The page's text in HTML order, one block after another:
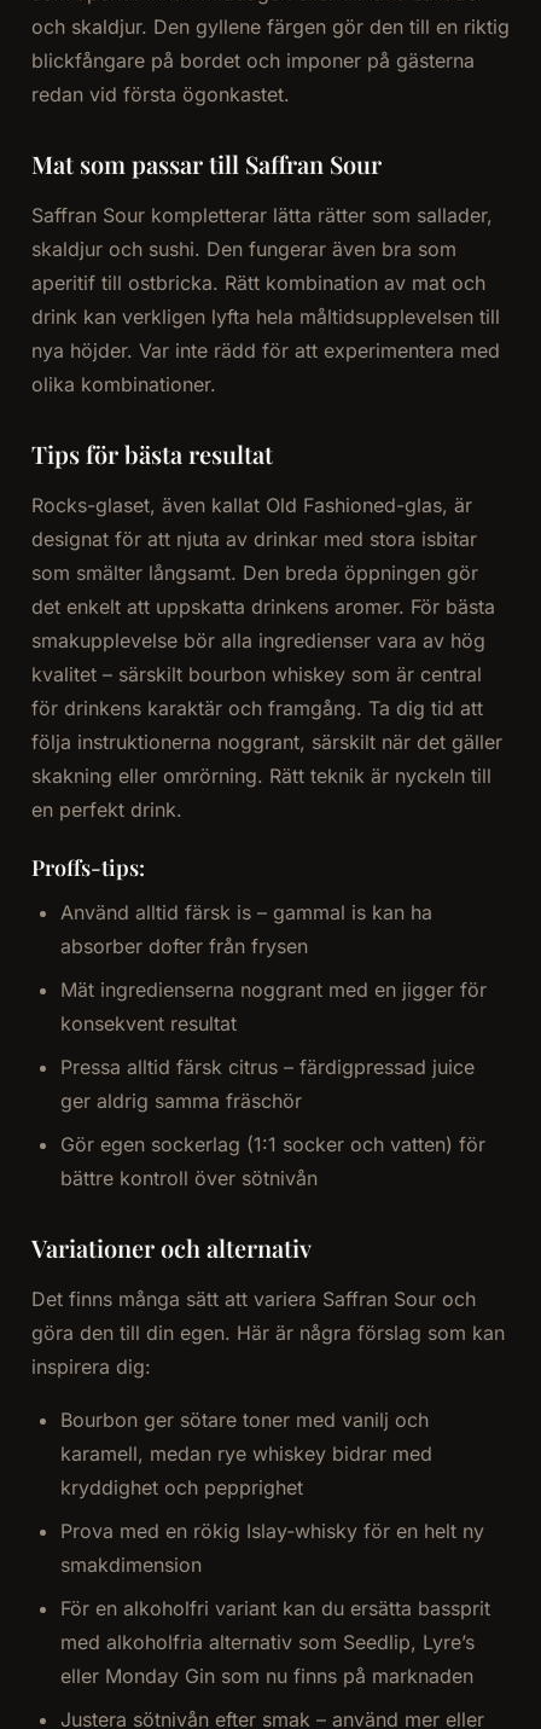
och skaldjur. Den gyllene färgen gör den till en riktig
blickfångare på bordet och imponer på gästerna
redan vid första ögonkastet.
Mat som passar till Saffran Sour
Saffran Sour kompletterar lätta rätter som sallader,
skaldjur och sushi. Den fungerar även bra som
aperitif till ostbricka. Rätt kombination av mat och
drink kan verkligen lyfta hela måltidsupplevelsen till
nya höjder. Var inte rädd för att experimentera med
olika kombinationer.
Tips för bästa resultat
Rocks-glaset, även kallat Old Fashioned-glas, är
designat för att njuta av drinkar med stora isbitar
som smälter långsamt. Den breda öppningen gör
det enkelt att uppskatta drinkens aromer. För bästa
smakupplevelse bör alla ingredienser vara av hög
kvalitet – särskilt bourbon whiskey som är central
för drinkens karaktär och framgång. Ta dig tid att
följa instruktionerna noggrant, särskilt när det gäller
skakning eller omrörning. Rätt teknik är nyckeln till
en perfekt drink.
Proffs-tips:
Använd alltid färsk is – gammal is kan ha
absorber dofter från frysen
Mät ingredienserna noggrant med en jigger för
konsekvent resultat
Pressa alltid färsk citrus – färdigpressad juice
ger aldrig samma fräschör
Gör egen sockerlag (1:1 socker och vatten) för
bättre kontroll över sötnivån
Variationer och alternativ
Det finns många sätt att variera Saffran Sour och
göra den till din egen. Här är några förslag som kan
inspirera dig:
Bourbon ger sötare toner med vanilj och
karamell, medan rye whiskey bidrar med
kryddighet och pepprighet
Prova med en rökig Islay-whisky för en helt ny
smakdimension
För en alkoholfri variant kan du ersätta bassprit
med alkoholfria alternativ som Seedlip, Lyre’s
eller Monday Gin som nu finns på marknaden
Justera sötnivån efter smak – använd mer eller